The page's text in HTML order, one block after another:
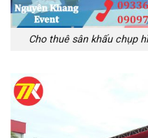
Cho thuê sân khấu chụp